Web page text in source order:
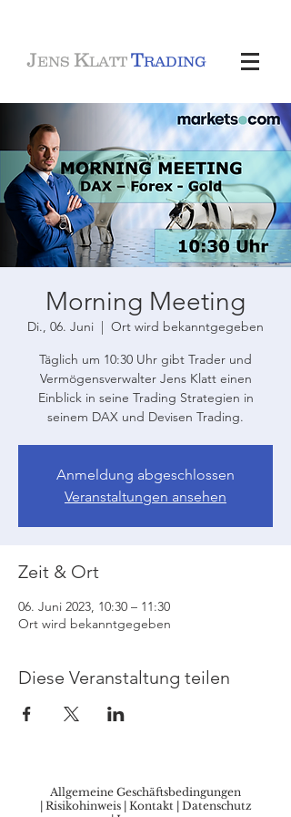
JENS KLATT TRADING
Morning Meeting
Di., 06. Juni
  |
Ort wird bekanntgegeben
Täglich um 10:30 Uhr gibt Trader und
Vermögensverwalter Jens Klatt einen
Einblick in seine Trading Strategien in
seinem DAX und Devisen Trading.
Anmeldung abgeschlossen
Veranstaltungen ansehen
Zeit & Ort
06. Juni 2023, 10:30 – 11:30
Ort wird bekanntgegeben
Diese Veranstaltung teilen
Allgemeine Geschäftsbedingungen
| Risikohinweis| Kontakt | Datenschutz